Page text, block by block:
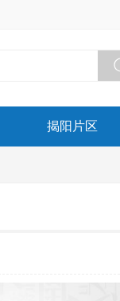
揭阳片区